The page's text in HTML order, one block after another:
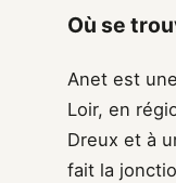
Où se
Anet est
Loir, en
Dreux et à
fait la